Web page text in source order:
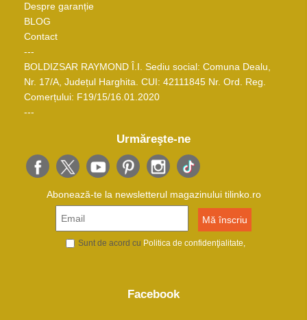
Despre garanție
BLOG
Contact
---
BOLDIZSAR RAYMOND Î.I. Sediu social: Comuna Dealu,
Nr. 17/A, Județul Harghita. CUI: 42111845 Nr. Ord. Reg.
Comerțului: F19/15/16.01.2020
---
Urmăreşte-ne
Abonează-te la newsletterul magazinului tilinko.ro
Sunt de acord cu Politica de confidenţialitate
Facebook